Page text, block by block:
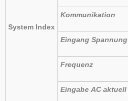
System Index
Kommunikation
Eingang Spannung
Frequenz
Eingabe AC aktuell